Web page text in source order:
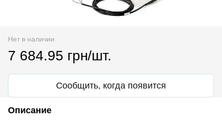
Нет в наличии
7 684.95 грн/шт.
Сообщить, когда появится
Описание